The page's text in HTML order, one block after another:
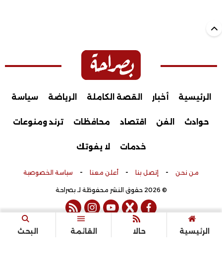
الرئيسية حالا القائمة البحث
الرئيسية أخبار القصة الكاملة الرياضة سياسة
حوادث الفن اقتصاد محافظات ترند ومنوعات
خدمات لا يفوتك
من نحن - إتصل بنا - أعلن معنا - سياسة الخصوصية
© 2026 حقوق النشر محفوظة لـ بصراحة
facebook
twitter
youtube
instagram
rss feed
تم التطوير بواسطة